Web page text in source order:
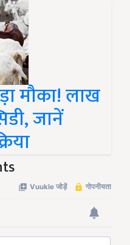
मौका! लाख
जानें